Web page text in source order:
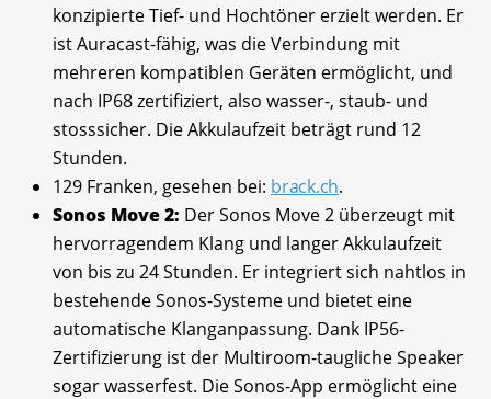
konzipierte Tief- und Hochtöner erzielt werden. Er
ist Auracast-fähig, was die Verbindung mit
mehreren kompatiblen Geräten ermöglicht, und
nach IP68 zertifiziert, also wasser-, staub- und
stosssicher. Die Akkulaufzeit beträgt rund 12
Stunden.
129 Franken, gesehen bei: brack.ch.
Sonos Move 2: Der Sonos Move 2 überzeugt mit
hervorragendem Klang und langer Akkulaufzeit
von bis zu 24 Stunden. Er integriert sich nahtlos in
bestehende Sonos-Systeme und bietet eine
automatische Klanganpassung. Dank IP56-
Zertifizierung ist der Multiroom-taugliche Speaker
sogar wasserfest. Die Sonos-App ermöglicht eine